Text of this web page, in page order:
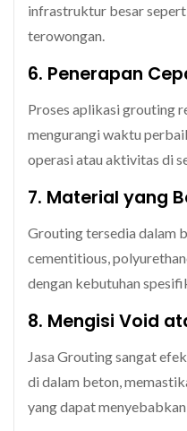
infrastruktur besar
terowongan.
6. Penerapan
Proses aplikasi grouting
mengurangi waktu
operasi atau aktivitas di
7. Material yang
Grouting tersedia dalam
cementitious,
dengan kebutuhan
8. Mengisi Void
Jasa Grouting sangat
di dalam beton,
yang dapat